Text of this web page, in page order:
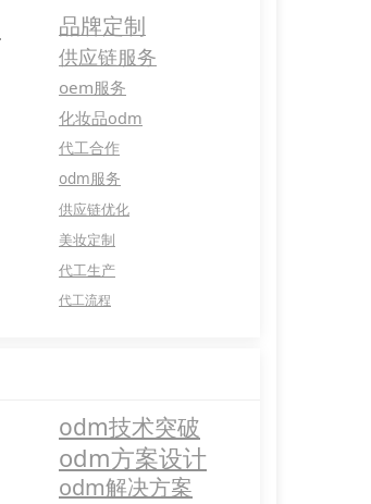
品牌定制
供应链服务
oem服务
化妆品odm
代工合作
odm服务
供应链优化
美妆定制
代工生产
代工流程
odm技术突破
odm方案设计
odm解决方案